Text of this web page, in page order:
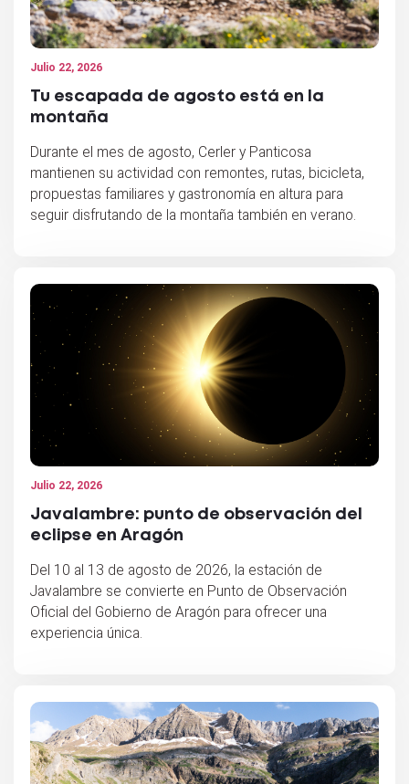
Julio 22, 2026
Tu escapada de agosto está en la
montaña
Durante el mes de agosto, Cerler y Panticosa
mantienen su actividad con remontes, rutas, bicicleta,
propuestas familiares y gastronomía en altura para
seguir disfrutando de la montaña también en verano.
Julio 22, 2026
Javalambre: punto de observación del
eclipse en Aragón
Del 10 al 13 de agosto de 2026, la estación de
Javalambre se convierte en Punto de Observación
Oficial del Gobierno de Aragón para ofrecer una
experiencia única.